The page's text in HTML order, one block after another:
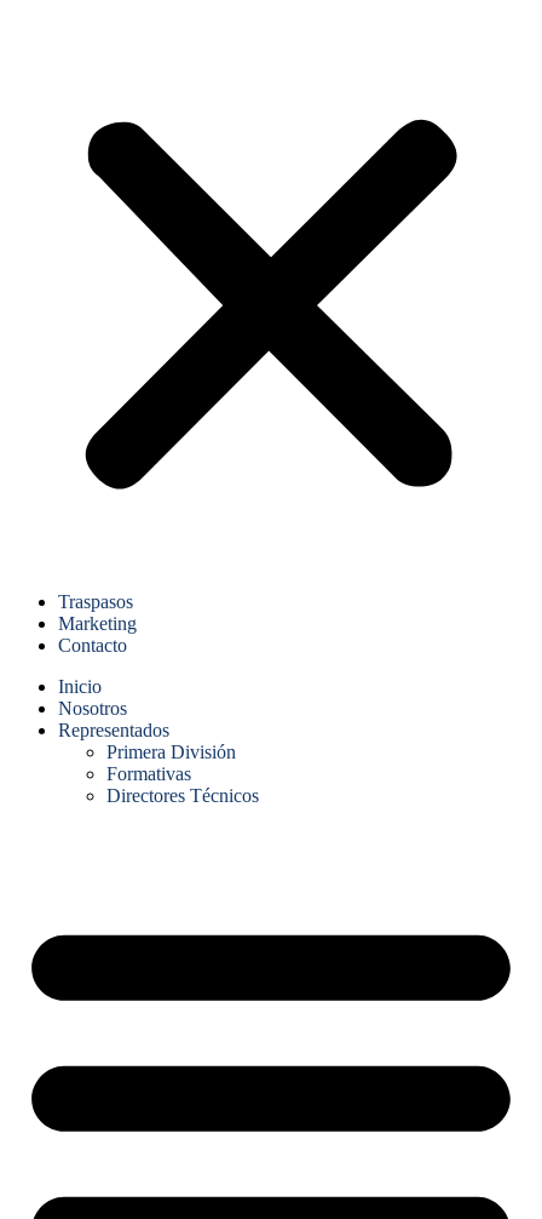
Traspasos
Marketing
Contacto
Inicio
Nosotros
Representados
Primera División
Formativas
Directores Técnicos